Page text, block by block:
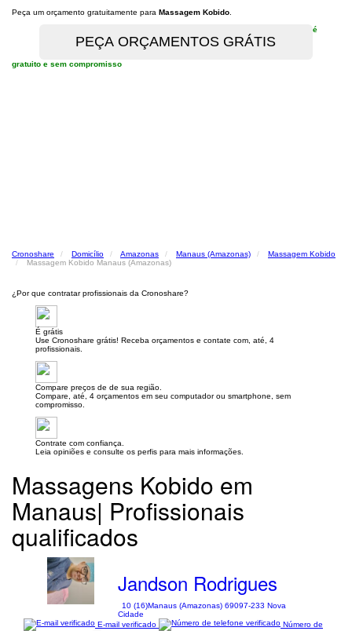
Peça um orçamento gratuitamente para Massagem Kobido
é
gratuito e sem compromisso
Cronoshare Domicílio Amazonas Manaus (Amazonas)
Massagem Kobido
Massagem Kobido Manaus (Amazonas)
¿Por que contratar profissionais da Cronoshare?
É grátis
Use Cronoshare grátis! Receba orçamentos e contate com, até, 4
profissionais.
Compare preços de de sua região.
Compare, até, 4 orçamentos em seu computador ou smartphone, sem
compromisso.
Contrate com confiança.
Leia opiniões e consulte os perfis para mais informações.
Massagens Kobido em
Manaus| Profissionais
qualificados
Jandson Rodrigues
10 (16)Manaus (Amazonas) 69097-233 Nova
Cidade
E-mail verificado
Número de